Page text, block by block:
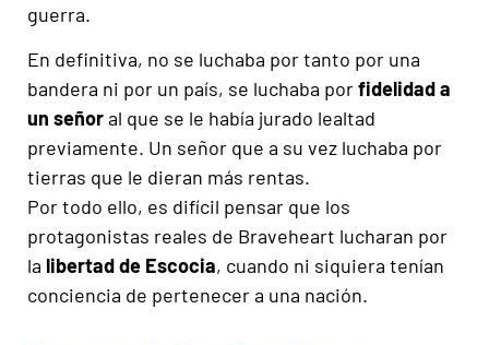
guerra.
En definitiva, no se luchaba por tanto por una
bandera ni por un país, se luchaba porfidelidad a
un señoral que se le había jurado lealtad
previamente. Un señor que a su vez luchaba por
tierras que le dieran más rentas.
Por todo ello, es difícil pensar que los
protagonistas reales de Braveheart lucharan por
la libertad de Escocia, cuando ni siquiera tenían
conciencia de pertenecer a una nación.